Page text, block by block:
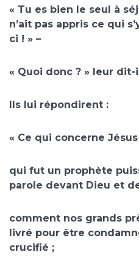
« Tu es bien le seul à
n’ait pas appris ce qui
ci ! » –
« Quoi donc ? » leur dit-
Ils lui répondirent :
« Ce qui concerne
qui fut un prophète
parole devant Dieu et
comment nos grands
livré pour être
crucifié ;